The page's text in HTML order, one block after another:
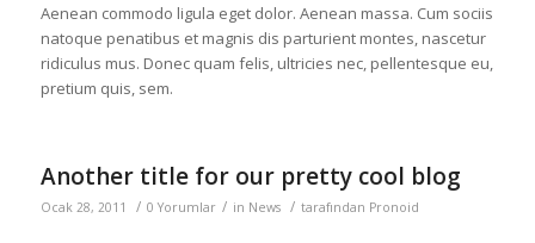
Aenean commodo ligula eget dolor. Aenean massa. Cum sociis
natoque penatibus et magnis dis parturient montes, nascetur
ridiculus mus. Donec quam felis, ultricies nec, pellentesque eu,
pretium quis, sem.
Another title for our pretty cool blog
Ocak 28, 2011 / 0 Yorumlar / in News / tarafından Pronoid